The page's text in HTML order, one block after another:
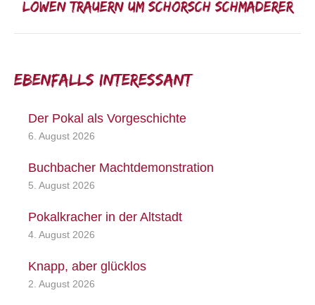
Nächster
Löwen trauern um Schorsch Schmaderer
Ebenfalls interessant:
Der Pokal als Vorgeschichte
6. August 2026
Buchbacher Machtdemonstration
5. August 2026
Pokalkracher in der Altstadt
4. August 2026
Knapp, aber glücklos
2. August 2026